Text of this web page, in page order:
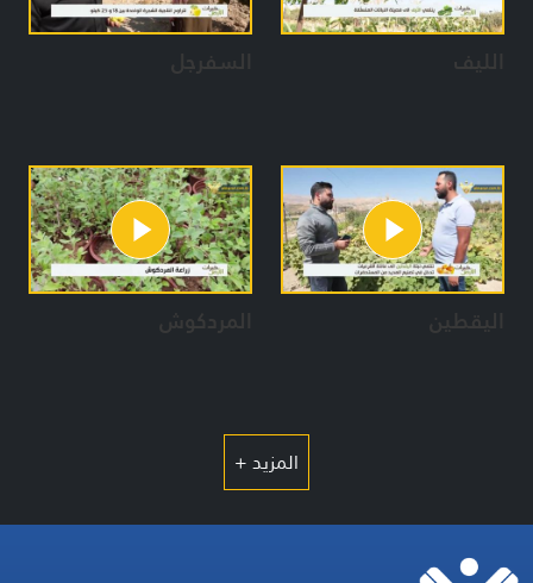
الليف السفرجل
اليقطين المردكوش
المزيد +